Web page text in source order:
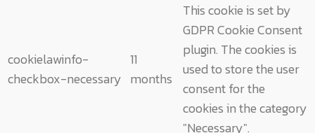
cookielawinfo-
checkbox-necessary
11
months
This cookie is set by
GDPR Cookie Consent
plugin. The cookies is
used to store the user
consent for the
cookies in the category
"Necessary".